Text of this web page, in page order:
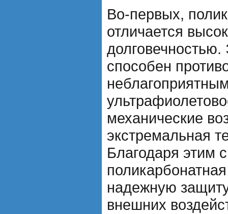
Во-первых,
отличается
способен
механические
экстремальная
Благодаря этим
надежную
внешних